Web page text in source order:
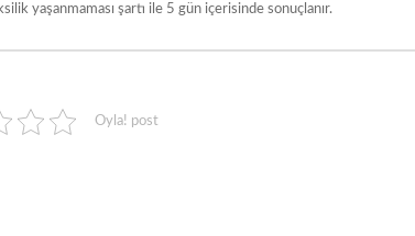
yaşanmaması şartı ile 5 gün içerisinde sonuçlanır.
Oyla! post